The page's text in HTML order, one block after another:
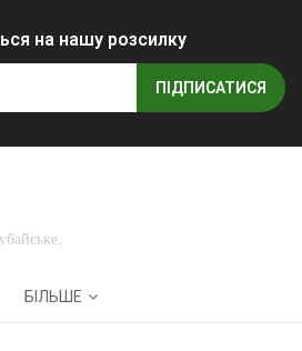
на нашу розсилку
ПІДПИСАТИСЯ
БІЛЬШЕ